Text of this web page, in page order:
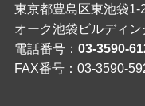
東京都豊島区東池袋1-
オーク池袋ビルディン
電話番号： 03-3590-
FAX番号：03-3590-